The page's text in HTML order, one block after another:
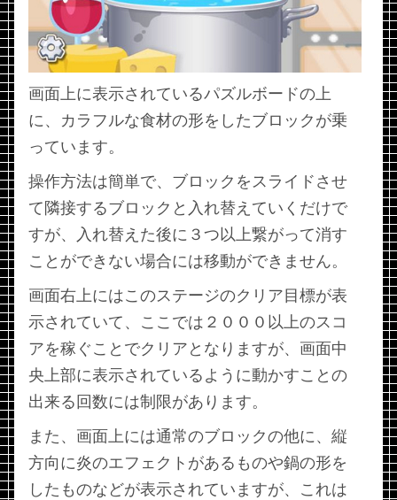
画面上に表示されているパズルボードの上
に、カラフルな食材の形をしたブロックが乗
っています。
操作方法は簡単で、ブロックをスライドさせ
て隣接するブロックと入れ替えていくだけで
すが、入れ替えた後に３つ以上繋がって消す
ことができない場合には移動ができません。
画面右上にはこのステージのクリア目標が表
示されていて、ここでは２０００以上のスコ
アを稼ぐことでクリアとなりますが、画面中
央上部に表示されているように動かすことの
出来る回数には制限があります。
また、画面上には通常のブロックの他に、縦
方向に炎のエフェクトがあるものや鍋の形を
したものなどが表示されていますが、これは